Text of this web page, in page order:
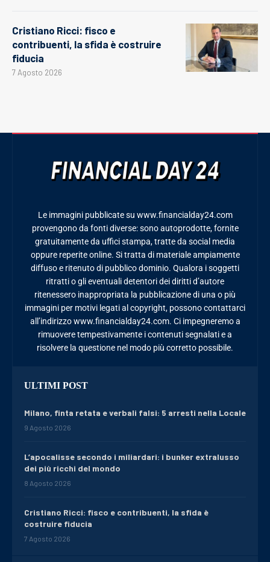
Cristiano Ricci: fisco e
contribuenti, la sfida è costruire
fiducia
7 Agosto 2026
Le immagini pubblicate su www.financialday24.com
provengono da fonti diverse: sono autoprodotte, fornite
gratuitamente da uffici stampa, tratte da social media
oppure reperite online. Si tratta di materiale ampiamente
diffuso e ritenuto di pubblico dominio. Qualora i soggetti
ritratti o gli eventuali detentori dei diritti d’autore
ritenessero inappropriata la pubblicazione di una o più
immagini per motivi legati al copyright, possono contattarci
all’indirizzo www.financialday24.com. Ci impegneremo a
rimuovere tempestivamente i contenuti segnalati e a
risolvere la questione nel modo più corretto possibile.
ULTIMI POST
Milano, finta retata e verbali falsi: 5 arresti nella Locale
9 Agosto 2026
L’apocalisse secondo i miliardari: i bunker extralusso
dei più ricchi del mondo
8 Agosto 2026
Cristiano Ricci: fisco e contribuenti, la sfida è
costruire fiducia
7 Agosto 2026